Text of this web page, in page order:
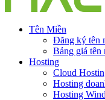
Tên Miền
Đăng ký tên
Bảng giá tên
Hosting
Cloud
Hosting
Hosting